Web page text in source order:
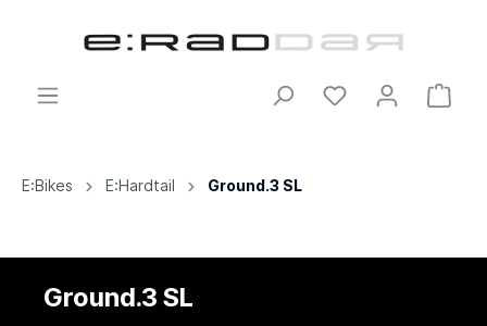
E:Bikes E:Hardtail Ground.3 SL
Ground.3 SL